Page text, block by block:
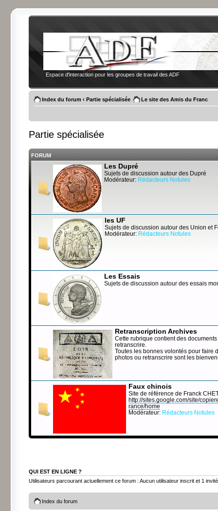
Espace d'interaction pour les groupes de travail des ADF
Index du forum ‹ Partie spécialisée Le site des Amis du Franc
Partie spécialisée
FORUM
Les Dupré
Sujets de discussion autour des Dupré
Modérateur: Rédacteurs Notules
les UF
Sujets de discussion autour des Union et
Modérateur: Rédacteurs Notules
Les Essais
Sujets de discussion autour des essais
Retranscription Archives
Cette rubrique contient des
retranscrire.
Toutes les bonnes volontés pour faire
photos ou retranscrire sont les
Faux chinois
Site de référence de Franck
http://sites.google.com/site/
rance/home
Modérateur: Rédacteurs Notules
QUI EST EN LIGNE ?
Utilisateurs parcourant actuellement ce forum : Aucun utilisateur inscrit et 1 invité
Index du forum